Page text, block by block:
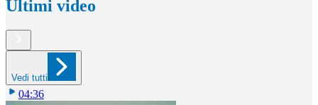
Ultimi video
Vedi tutti
04:36